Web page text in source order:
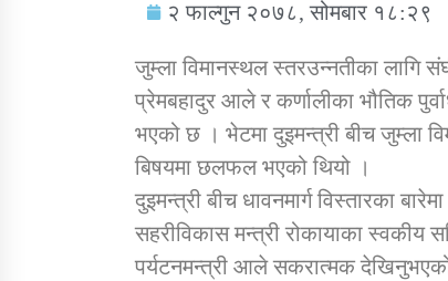
सामाजिक बिकास कार्यालय जुम्लाकाे
२ फाल्गुन २०७८, सोमबार १८:२९
जुम्ला विमानस्थल स्तरउन्नतीका लागि
प्रेमबहादुर आले र कर्णालीका भौतिक
भएको छ । भेटमा दुइमन्त्री बीच जुम्ला
बिषयमा छलफल भएको थियो ।
दुइमन्त्री बीच धावनमार्ग विस्तारका
सहरीविकास मन्त्री रोकायाका स्वकीय
पर्यटनमन्त्री आले सकरात्मक